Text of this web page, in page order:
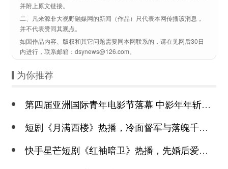
并附上原文链接。
二、凡来源非大视野融媒网的新闻（作品）只代表本网传播该消息，
并不代表赞同其观点。
如因作品内容、版权和其它问题需要同本网联系的，请在见网后30日
内进行，联系邮箱：dsynews@126.com。
为你推荐
第四届亚洲国际青年电影节落幕 中影年年斩获颇丰
短剧《月满西楼》热播，冷面督军与落魄千金谱写民国传奇
快手星芒短剧《红袖暗卫》热播，先婚后爱诠释别样浪漫